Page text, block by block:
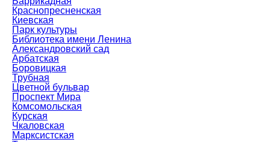
Краснопресненская
Киевская
Парк культуры
Библиотека имени Ленина
Александровский сад
Арбатская
Боровицкая
Трубная
Цветной бульвар
Проспект Мира
Комсомольская
Курская
Чкаловская
Марксистская